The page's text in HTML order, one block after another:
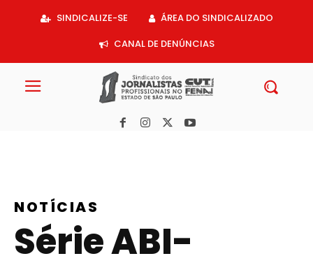
SINDICALIZE-SE
ÁREA DO SINDICALIZADO
CANAL DE DENÚNCIAS
NOTÍCIAS
Série ABI-